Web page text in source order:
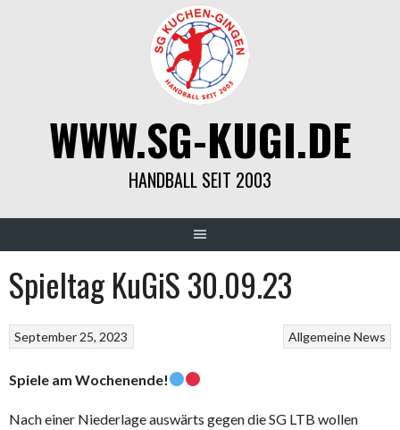
WWW.SG-KUGI.DE
HANDBALL SEIT 2003
Spieltag KuGiS 30.09.23
Allgemeine News
September 25, 2023
Spiele am Wochenende!
Nach einer Niederlage auswärts gegen die SG LTB wollen